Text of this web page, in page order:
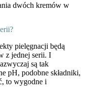
dwóch kremów w
pielęgnacji będą
z jednej serii. I
są tak
pH, podobne składniki,
to wygodne i